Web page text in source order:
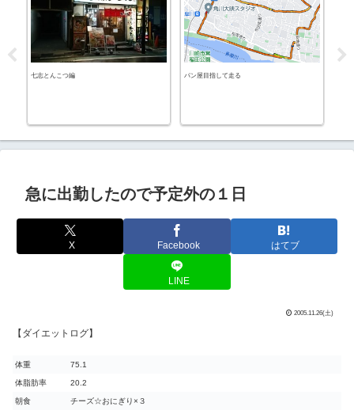
七志とんこつ編 パン屋目指して走る
急に出勤したので予定外の１日
X Facebook はてブ
LINE
2005.11.26(土)
【ダイエットログ】
体重 75.1
体脂肪率 20.2
朝食 チーズ☆おにぎり×３